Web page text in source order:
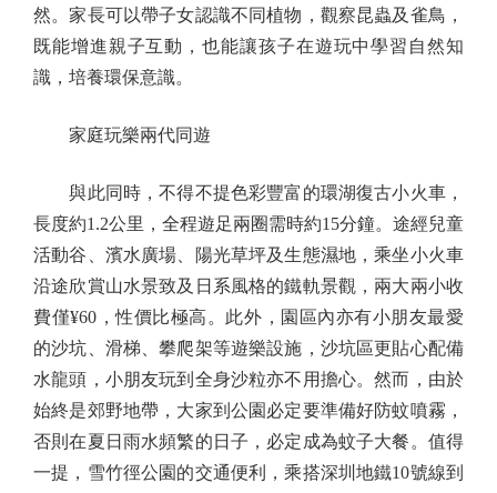
然。家長可以帶子女認識不同植物，觀察昆蟲及雀鳥，
既能增進親子互動，也能讓孩子在遊玩中學習自然知
識，培養環保意識。
家庭玩樂兩代同遊
與此同時，不得不提色彩豐富的環湖復古小火車，
長度約1.2公里，全程遊足兩圈需時約15分鐘。途經兒童
活動谷、濱水廣場、陽光草坪及生態濕地，乘坐小火車
沿途欣賞山水景致及日系風格的鐵軌景觀，兩大兩小收
費僅¥60，性價比極高。此外，園區內亦有小朋友最愛
的沙坑、滑梯、攀爬架等遊樂設施，沙坑區更貼心配備
水龍頭，小朋友玩到全身沙粒亦不用擔心。然而，由於
始終是郊野地帶，大家到公園必定要準備好防蚊噴霧，
否則在夏日雨水頻繁的日子，必定成為蚊子大餐。值得
一提，雪竹徑公園的交通便利，乘搭深圳地鐵10號線到